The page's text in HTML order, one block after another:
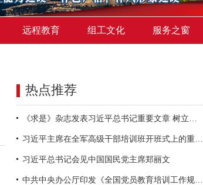
远程教育 组工文化 服务之窗
热点推荐
《求是》杂志发表习近平总书记重要文章 树立和践行正确政绩观
习近平主席在全军高级干部培训班开班式上的重要讲话引领全军开展思想整风、深化政治整训
习近平总书记会见中国国民党主席郑丽文
中共中央办公厅印发《全国党员教育培训工作规划（2024－2028年）》